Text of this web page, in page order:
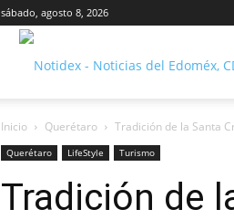
sábado, agosto 8, 2026
Inicio Querétaro Tradición de la Santa
Querétaro LifeStyle Turismo
Tradición de